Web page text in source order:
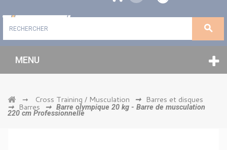
MENU
➞ Cross Training / Musculation ➞ Barres et disques
➞ Barres ➞ Barre olympique 20 kg - Barre de musculation
220 cm Professionnelle